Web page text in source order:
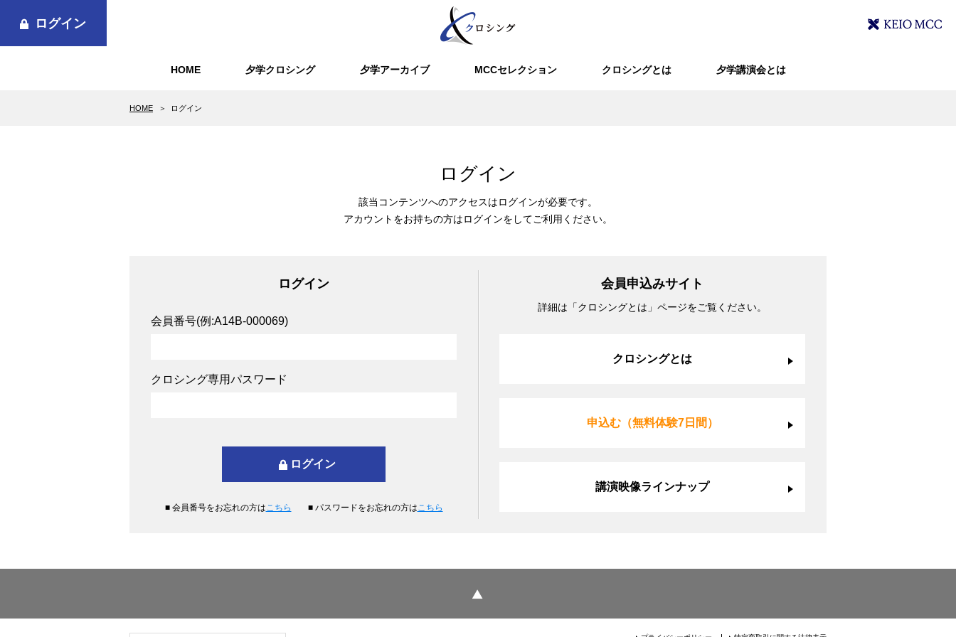
HOME 夕学クロシング 夕学アーカイブ MCCセレクション クロシングとは 夕学講演会とは
ログイン
HOME ログイン
ログイン
該当コンテンツへのアクセスはログインが必要です。
アカウントをお持ちの方はログインをしてご利用ください。
ログイン
会員番号(例:A14B-000069)
クロシング専用パスワード
■ 会員番号をお忘れの方はこちら ■ パスワードをお忘れの方はこちら
会員申込みサイト
詳細は「クロシングとは」ページをご覧ください。
クロシングとは
申込む（無料体験7日間）
講演映像ラインナップ